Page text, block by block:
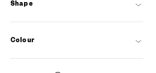
Shape
Colour